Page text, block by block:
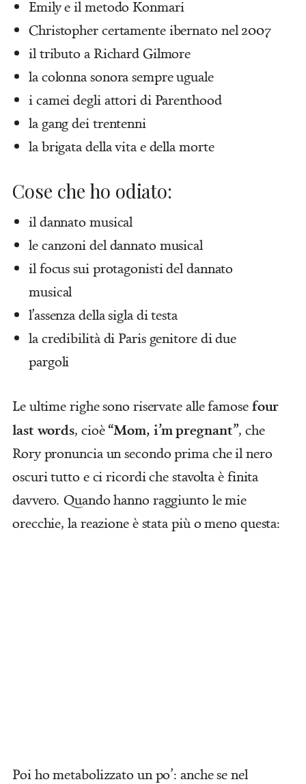
Emily e il metodo Konmari
Christopher certamente ibernato nel 2007
il tributo a Richard Gilmore
la colonna sonora sempre uguale
i camei degli attori di Parenthood
la gang dei trentenni
la brigata della vita e della morte
Cose che ho odiato:
il dannato musical
le canzoni del dannato musical
il focus sui protagonisti del dannato
musical
l’assenza della sigla di testa
la credibilità di Paris genitore di due
pargoli
Le ultime righe sono riservate alle famosefour
last words, cioè“Mom, i’m pregnant”, che
Rory pronuncia un secondo prima che il nero
oscuri tutto e ci ricordi che stavolta è finita
davvero. Quando hanno raggiunto le mie
orecchie, la reazione è stata più o meno questa:
Poi ho metabolizzato un po’: anche se nel